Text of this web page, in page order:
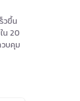
วขึ้น
น 20
บคุม